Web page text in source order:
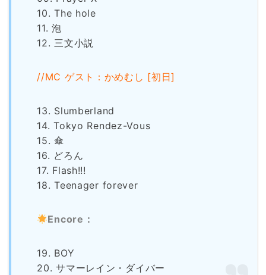
10. The hole
11. 泡
12. 三文小説
//MC ゲスト：かめむし [初日]
13. Slumberland
14. Tokyo Rendez-Vous
15. 傘
16. どろん
17. Flash!!!
18. Teenager forever
Encore：
19. BOY
20. サマーレイン・ダイバー